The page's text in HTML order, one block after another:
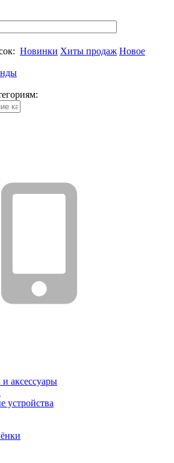
Новинки Хиты продаж Новое
аксессуары
устройства